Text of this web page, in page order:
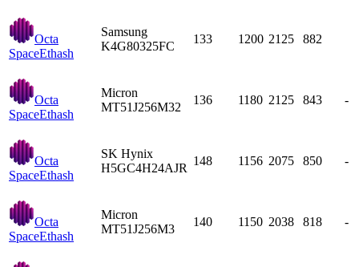
Octa
SpaceEthash
Samsung
K4G80325FC
133 1200 2125 882
Octa
SpaceEthash
Micron
MT51J256M32
136 1180 2125 843 -
Octa
SpaceEthash
SK Hynix
H5GC4H24AJR
148 1156 2075 850 -
Octa
SpaceEthash
Micron
MT51J256M3
140 1150 2038 818 -